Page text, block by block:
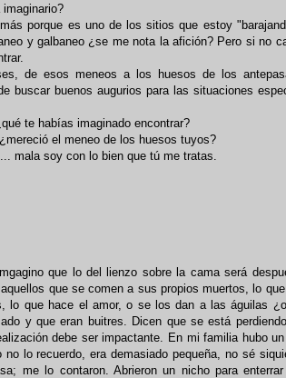
porque es uno de los sitios que estoy
y galbaneo ¿se me nota la afición? Pero si no
de esos meneos a los huesos de los
buscar buenos augurios para las situaciones
te habías imaginado encontrar?
el meneo de los huesos tuyos?
mala soy con lo bien que tú me tratas.
que lo del lienzo sobre la cama será
que se comen a sus propios muertos, lo
lo que hace el amor, o se los dan a las águilas
y que eran buitres. Dicen que se está
debe ser impactante. En mi familia hubo
lo recuerdo, era demasiado pequeña, no sé
me lo contaron. Abrieron un nicho para